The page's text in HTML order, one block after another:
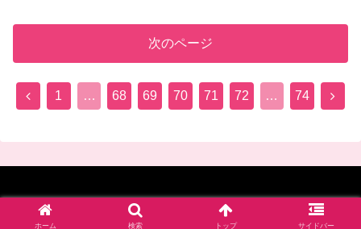
次のページ
前
1 … 68 69 70 71 72 … 74
次
© 2017-2026 四谷学院保育士試験対策講座_公式ブログ.
ホーム 検索 トップ サイドバー